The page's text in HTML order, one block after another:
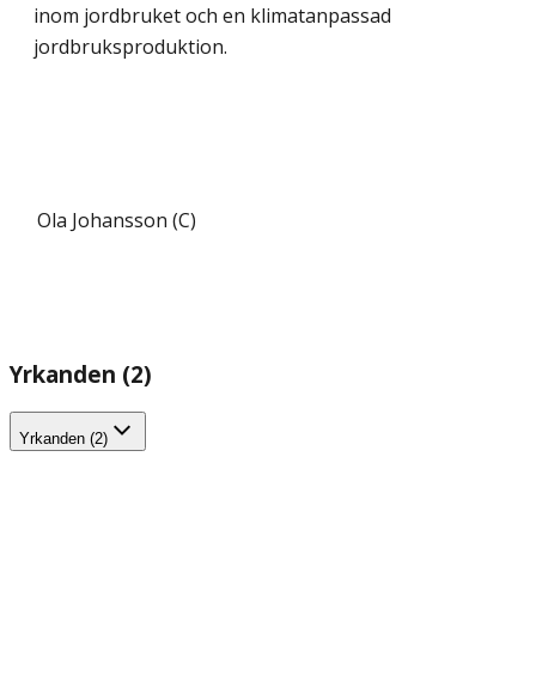
inom jordbruket och en klimat­anpassad
jordbruksproduktion.
Ola Johansson (C)
Yrkanden (2)
Yrkanden (2)